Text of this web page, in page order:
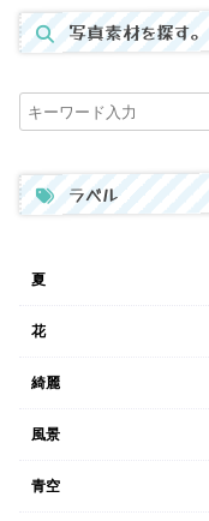
写真素材を探す。
ラベル
夏
花
綺麗
風景
青空